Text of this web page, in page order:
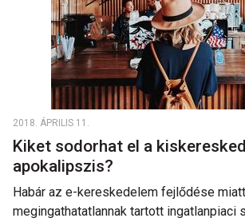
2018. ÁPRILIS 11.
Kiket sodorhat el a
apokalipszis?
Habár az e-kereskedelem fejlődése
megingathatatlannak tartott ingatlanpiaci